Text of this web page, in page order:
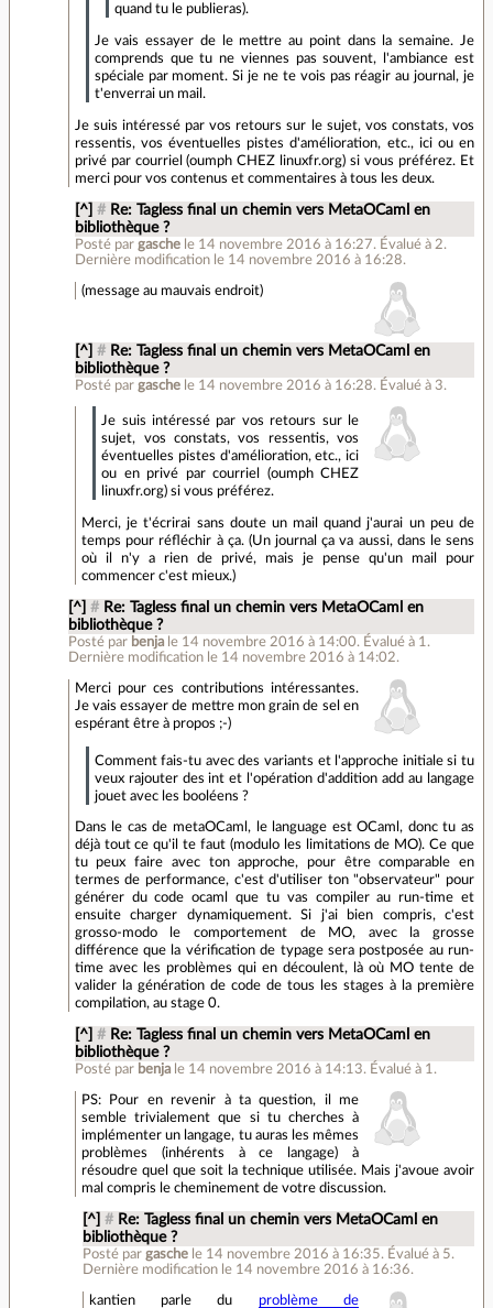
quand tu le publieras).
Je vais essayer de le mettre au point dans la semaine. Je
comprends que tu ne viennes pas souvent, l'ambiance est
spéciale par moment. Si je ne te vois pas réagir au journal, je
t'enverrai un mail.
Je suis intéressé par vos retours sur le sujet, vos constats, vos
ressentis, vos éventuelles pistes d'amélioration, etc., ici ou en
privé par courriel (oumph CHEZ linuxfr.org) si vous préférez. Et
merci pour vos contenus et commentaires à tous les deux.
[^] # Re: Tagless final un chemin vers MetaOCaml en
bibliothèque ?
Posté pargasche le 14 novembre 2016 à 16:27. Évalué à 2.
Dernière modification le 14 novembre 2016 à 16:28.
(message au mauvais endroit)
[^] # Re: Tagless final un chemin vers MetaOCaml en
bibliothèque ?
Posté pargasche le 14 novembre 2016 à 16:28. Évalué à 3.
Je suis intéressé par vos retours sur le
sujet, vos constats, vos ressentis, vos
éventuelles pistes d'amélioration, etc., ici
ou en privé par courriel (oumph CHEZ
linuxfr.org) si vous préférez.
Merci, je t'écrirai sans doute un mail quand j'aurai un peu de
temps pour réfléchir à ça. (Un journal ça va aussi, dans le sens
où il n'y a rien de privé, mais je pense qu'un mail pour
commencer c'est mieux.)
[^] # Re: Tagless final un chemin vers MetaOCaml en
bibliothèque ?
Posté par benja le 14 novembre 2016 à 14:00. Évalué à 1 .
Dernière modification le 14 novembre 2016 à 14:02.
Merci pour ces contributions intéressantes.
Je vais essayer de mettre mon grain de sel en
espérant être à propos ;-)
Comment fais-tu avec des variants et l'approche initiale si tu
veux rajouter des int et l'opération d'addition add au langage
jouet avec les booléens ?
Dans le cas de metaOCaml, le language est OCaml, donc tu as
déjà tout ce qu'il te faut (modulo les limitations de MO). Ce que
tu peux faire avec ton approche, pour être comparable en
termes de performance, c'est d'utiliser ton "observateur" pour
générer du code ocaml que tu vas compiler au run-time et
ensuite charger dynamiquement. Si j'ai bien compris, c'est
grosso-modo le comportement de MO, avec la grosse
différence que la vérification de typage sera postposée au run-
time avec les problèmes qui en découlent, là où MO tente de
valider la génération de code de tous les stages à la première
compilation, au stage 0.
[^] # Re: Tagless final un chemin vers MetaOCaml en
bibliothèque ?
Posté par benja le 14 novembre 2016 à 14:13. Évalué à 1 .
PS: Pour en revenir à ta question, il me
semble trivialement que si tu cherches à
implémenter un langage, tu auras les mêmes
problèmes (inhérents à ce langage) à
résoudre quel que soit la technique utilisée. Mais j'avoue avoir
mal compris le cheminement de votre discussion.
[^] # Re: Tagless final un chemin vers MetaOCaml en
bibliothèque ?
Posté par gasche le 14 novembre 2016 à 16:35. Évalué à 5.
Dernière modification le 14 novembre 2016 à 16:36.
kantien parle du
problème de